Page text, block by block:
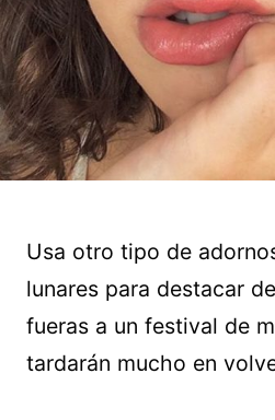
Usa otro tipo de
lunares para destacar
fueras a un festival de
tardarán mucho en